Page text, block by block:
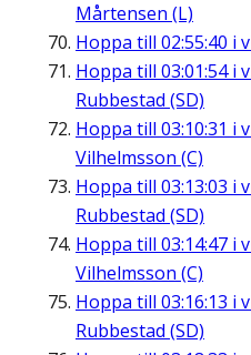
Mårtensen (L)
Hoppa till 02:55:40 i
Hoppa till 03:01:54i
Rubbestad (SD)
Hoppa till 03:10:31 i
Vilhelmsson (C)
Hoppa till 03:13:03 i
Rubbestad (SD)
Hoppa till 03:14:47 i
Vilhelmsson (C)
Hoppa till 03:16:13 i
Rubbestad (SD)